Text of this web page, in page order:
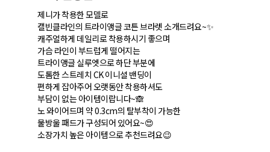
제니가 착용한 모델로
캘빈클라인의 트라이앵글 코튼 브라렛 소개드려요~✨
캐주얼하게 데일리로 착용하시기 좋으며
가슴 라인이 부드럽게 떨어지는
트라이앵글 실루엣으로 하단 부분에
도톰한 스트레치 CK 이니셜 밴딩이
편하게 잡아주어 오랫동안 착용하셔도
부담이 없는 아이템이랍니다~🙈
노 와이어드며 약 0.3cm의 탈부착이 가능한
물방울 패드가 구성되어 있어요~😍
소장가치 높은 아이템으로 추천드려요😉